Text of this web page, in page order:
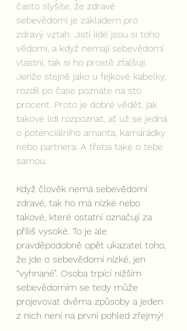
často slyšíte, že zdravé
sebevědomí je základem pro
zdravý vztah. Jistí lidé jsou si toho
vědomi, a když nemají sebevědomí
vlastní, tak si ho prostě zfalšují.
Jenže stejně jako u fejkové kabelky,
rozdíl po čase poznáte na sto
procent. Proto je dobré vědět, jak
takové lidi rozpoznat, ať už se jedná
o potenciálního amanta, kamarádky
nebo partnera. A třeba také o tebe
samou.
Když člověk nemá sebevědomí
zdravé, tak ho má nízké nebo
takové, které ostatní označují za
příliš vysoké. To je ale
pravděpodobně opět ukazatel toho,
že jde o sebevědomí nízké, jen
“vyhnané”. Osoba trpící nižším
sebevědomím se tedy může
projevovat dvěma způsoby a jeden
z nich není na první pohled zřejmý!